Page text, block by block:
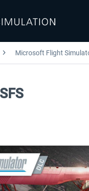
Microsoft Flight